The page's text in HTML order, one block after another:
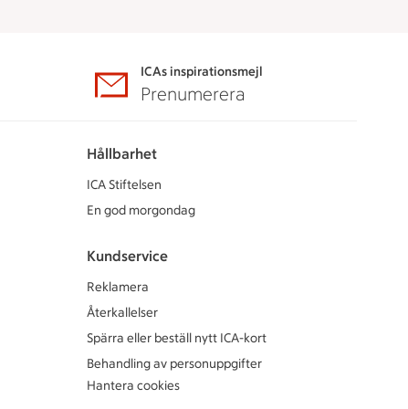
ICAs inspirationsmejl
Prenumerera
Hållbarhet
ICA Stiftelsen
En god morgondag
Kundservice
Reklamera
Återkallelser
Spärra eller beställ nytt ICA-kort
Behandling av personuppgifter
Hantera cookies